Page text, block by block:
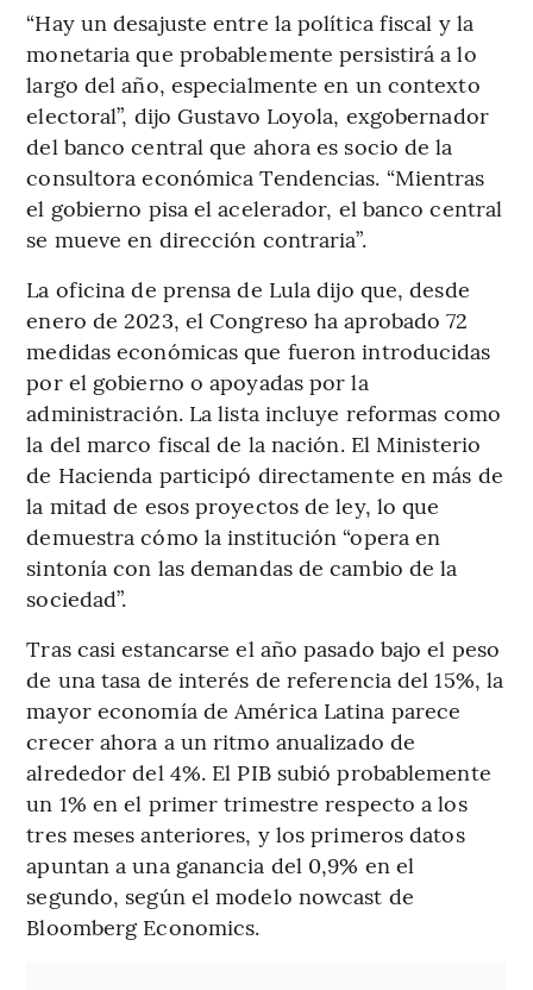
“Hay un desajuste entre la política fiscal y la
monetaria que probablemente persistirá a lo
largo del año, especialmente en un contexto
electoral”, dijo Gustavo Loyola, exgobernador
del banco central que ahora es socio de la
consultora económica Tendencias. “Mientras
el gobierno pisa el acelerador, el banco central
se mueve en dirección contraria”.
La oficina de prensa de Lula dijo que, desde
enero de 2023, el Congreso ha aprobado 72
medidas económicas que fueron introducidas
por el gobierno o apoyadas por la
administración. La lista incluye reformas como
la del marco fiscal de la nación. El Ministerio
de Hacienda participó directamente en más de
la mitad de esos proyectos de ley, lo que
demuestra cómo la institución “opera en
sintonía con las demandas de cambio de la
sociedad”.
Tras casi estancarse el año pasado bajo el peso
de una tasa de interés de referencia del 15%, la
mayor economía de América Latina parece
crecer ahora a un ritmo anualizado de
alrededor del 4%. El PIB subió probablemente
un 1% en el primer trimestre respecto a los
tres meses anteriores, y los primeros datos
apuntan a una ganancia del 0,9% en el
segundo, según el modelo nowcast de
Bloomberg Economics.